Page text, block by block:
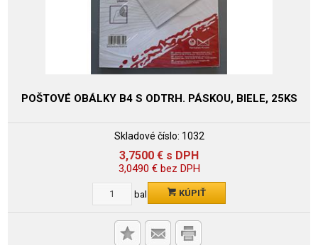
POŠTOVÉ OBÁLKY B4 S ODTRH. PÁSKOU, BIELE, 25KS
Skladové číslo: 1032
3,7500 € s DPH
3,0490 €bez DPH
bal KÚPIŤ